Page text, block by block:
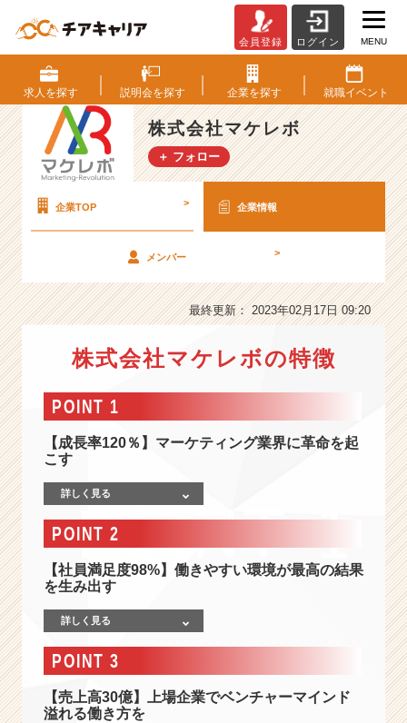
式
会
社
マ
ケ
レ
ボ
情
比
1
2
長】
ケ
ィ
ン
命
を！
会員登録 ログイン MENU
求人を探す 説明会を探す 企業を探す 就職イベント
株式会社マケレボ
＋ フォロー
企業TOP > 企業情報
メンバー >
最終更新： 2023年02月17日 09:20
株式会社マケレボの特徴
POINT 1
【成長率120％】マーケティング業界に革命を起
こす
詳しく見る
POINT 2
【社員満足度98%】働きやすい環境が最高の結果
を生み出す
詳しく見る
POINT 3
【売上高30億】上場企業でベンチャーマインド
溢れる働き方を